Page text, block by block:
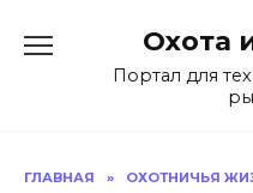
содержанию
Охота
Портал для
ГЛАВНАЯ » ОХОТНИЧЬЯ